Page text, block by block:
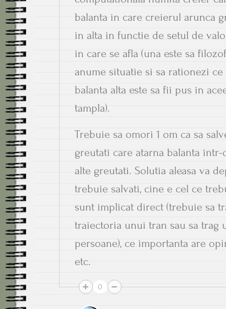
balanta in care creierul arunca
in alta in functie de setul de
in care se afla (una este sa
anume situatie si sa rationezi
balanta alta este sa fii pus in
tampla).
Trebuie sa omori 1 om ca sa
greutati care atarna balanta
alte greutati. Solutia aleasa va
trebuie salvati, cine e cel ce
sunt implicat direct (trebuie sa
traiectoria unui tran sau sa trag
persoane), ce importanta are
etc.
0